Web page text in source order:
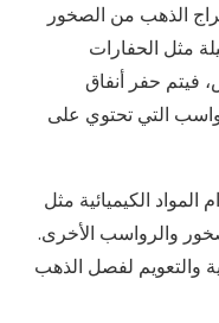
الذهب من الصخور
مثل الحفارات
فيتم حفر أنفاق
التي تحتوي على
الكيميائية مثل
والرواسب الأخرى.
والتعويم لفصل الذهب